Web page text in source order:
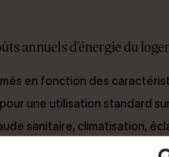
annuels d'énergie du
en fonction des
une utilisation standard
sanitaire, climatisation,